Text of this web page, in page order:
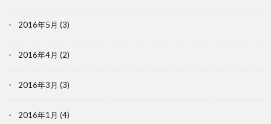
2016年5月 (3)
2016年4月 (2)
2016年3月 (3)
2016年1月 (4)